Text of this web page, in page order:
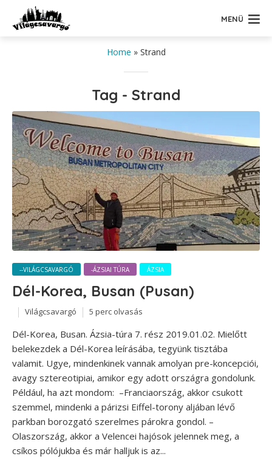
MENÜ
Home » Strand
Tag - Strand
--VILÁGCSAVARGÓ -ÁZSIAI TÚRA ÁZSIA
Dél-Korea, Busan (Pusan)
Világcsavargó 5 perc olvasás
Dél-Korea, Busan. Ázsia-túra 7. rész 2019.01.02. Mielőtt
belekezdek a Dél-Korea leírásába, tegyünk tisztába
valamit. Ugye, mindenkinek vannak amolyan pre-koncepciói,
avagy sztereotipiai, amikor egy adott országra gondolunk.
Például, ha azt mondom: –Franciaország, akkor csukott
szemmel, mindenki a párizsi Eiffel-torony aljában lévő
parkban borozgató szerelmes párokra gondol. –
Olaszország, akkor a Velencei hajósok jelennek meg, a
csíkos pólójukba és már halljuk is az...